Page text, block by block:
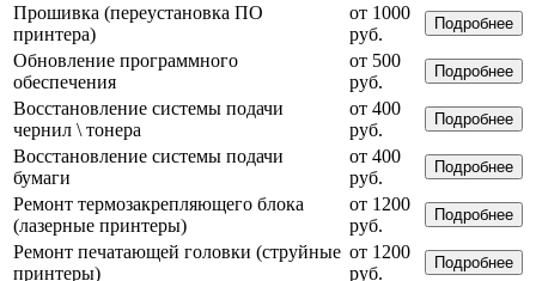
Прошивка (переустановка ПО
принтера)
от 1000
руб.
Подробнее
Обновление программного
обеспечения
от 500
руб.
Подробнее
Восстановление системы подачи
чернил \ тонера
от 400
руб.
Подробнее
Восстановление системы подачи
бумаги
от 400
руб.
Подробнее
Ремонт термозакрепляющего блока
(лазерные принтеры)
от 1200
руб.
Подробнее
Ремонт печатающей головки (струйные
принтеры)
от 1200
руб.
Подробнее